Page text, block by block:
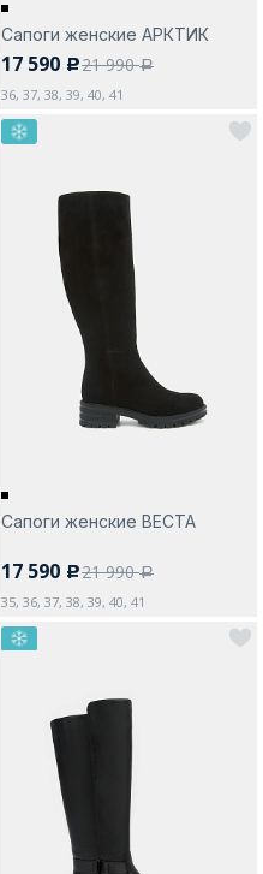
Сапоги женские АРКТИК
17 590 c21 990a
36, 37, 38, 39, 40, 41
Сапоги женские ВЕСТА
17 590 c21 990a
35, 36, 37, 38, 39, 40, 41